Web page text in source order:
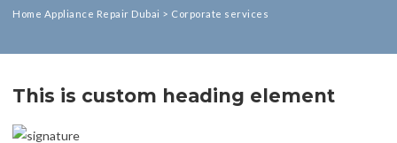
Home Appliance Repair Dubai > Corporate services
This is custom heading element